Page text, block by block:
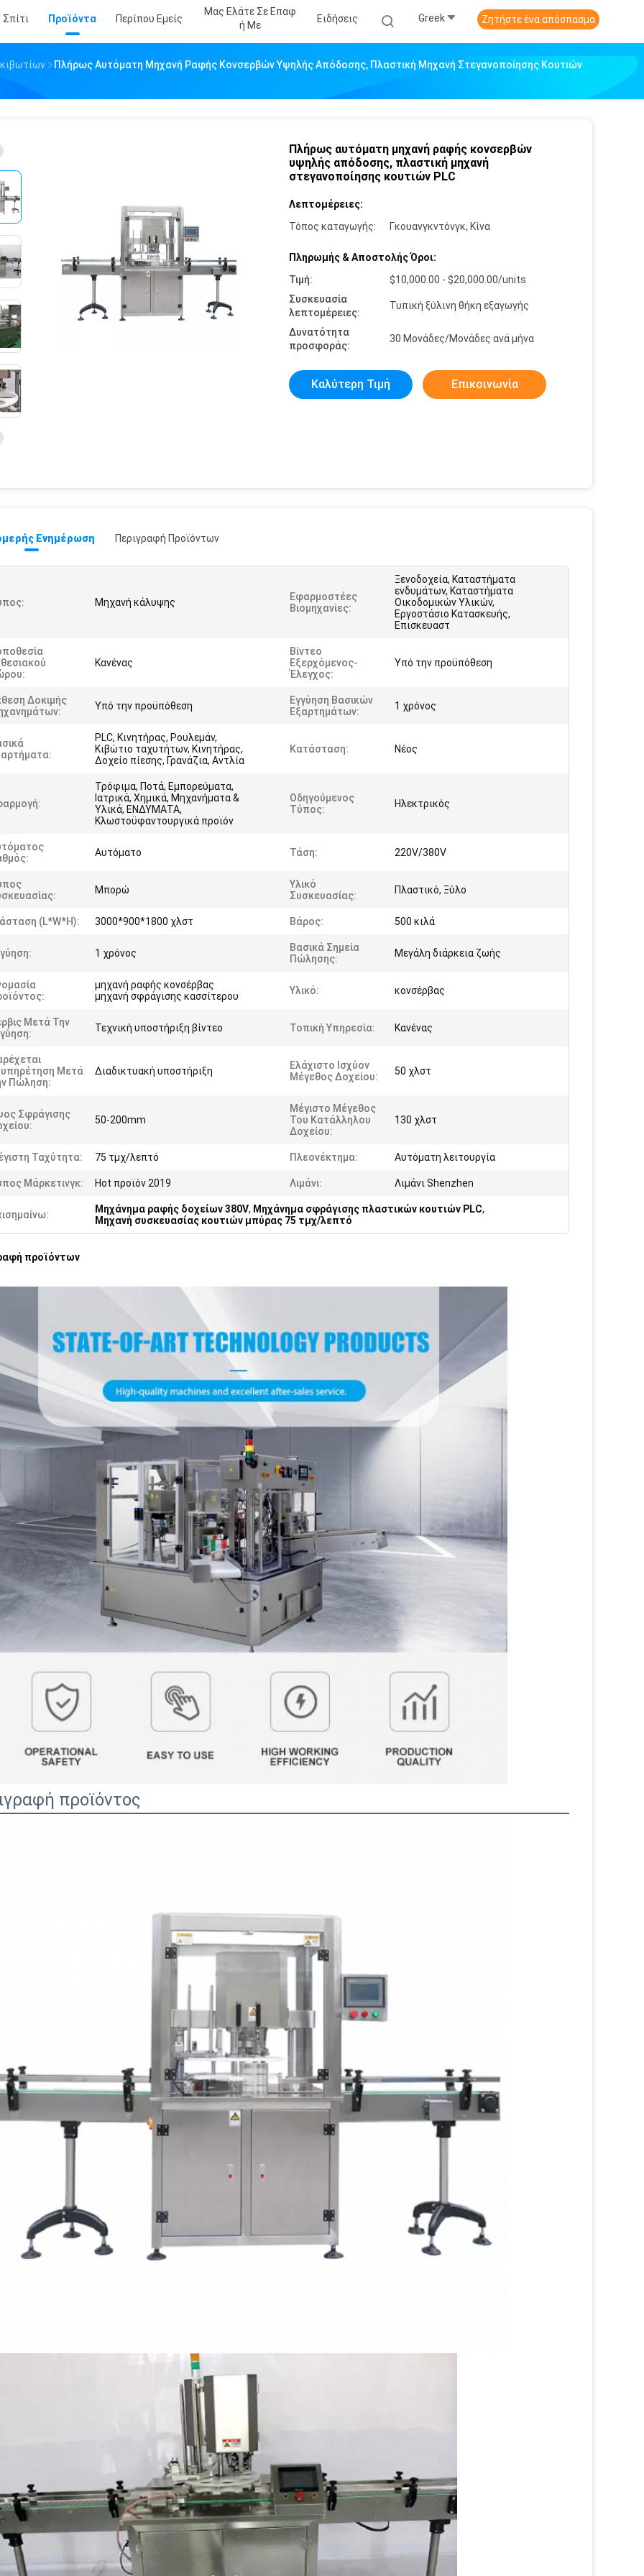
Σπίτι Προϊόντα Περίπου Εμείς
Μας Ελάτε Σε Επαφ
Ή Με
Ειδήσεις Greek Ζητήστε ένα απόσπασμα
Πλήρως Αυτόματη Μηχανή Ραφής Κονσερβών Υψηλής Απόδοσης, Πλαστική Μηχανή Στεγανοποίησης Κουτιών
Πλήρως αυτόματη μηχανή ραφής κονσερβών
υψηλής απόδοσης, πλαστική μηχανή
στεγανοποίησης κουτιών PLC
Λεπτομέρειες:
Τόπος καταγωγής:
Γκουανγκντόνγκ, Κίνα
Πληρωμής & Αποστολής Όροι:
Τιμή:
$10,000.00 - $20,000.00/units
Συσκευασία
λεπτομέρειες:
Τυπική ξύλινη θήκη εξαγωγής
Δυνατότητα
προσφοράς:
30 Μονάδες/Μονάδες ανά μήνα
Καλύτερη Τιμή Επικοινωνία
Ενημέρωση Περιγραφή Προϊόντων
Μηχανή κάλυψης
Εφαρμοστέες
Βιομηχανίες:
Ξενοδοχεία, Καταστήματα
ενδυμάτων, Καταστήματα
Οικοδομικών Υλικών,
Εργοστάσιο Κατασκευής,
Επισκευαστ
Κανένας
Βίντεο
Εξερχόμενος-
Έλεγχος:
Υπό την προϋπόθεση
Δοκιμής
Υπό την προϋπόθεση
Εγγύηση Βασικών
Εξαρτημάτων:
1 χρόνος
PLC, Κινητήρας, Ρουλεμάν,
Κιβώτιο ταχυτήτων, Κινητήρας,
Δοχείο πίεσης, Γρανάζια, Αντλία
Κατάσταση: Νέος
Τρόφιμα, Ποτά, Εμπορεύματα,
Ιατρικά, Χημικά, Μηχανήματα &
Υλικά, ΕΝΔΥΜΑΤΑ,
Κλωστοϋφαντουργικά προϊόν
Οδηγούμενος
Τύπος:
Ηλεκτρικός
Αυτόματο Τάση: 220V/380V
Μπορώ
Υλικό
Συσκευασίας:
Πλαστικό, Ξύλο
(l*w*h): 3000*900*1800 χλστ Βάρος: 500 κιλά
1 χρόνος
Βασικά Σημεία
Πώλησης:
Μεγάλη διάρκεια ζωής
μηχανή ραφής κονσέρβας
μηχανή σφράγισης κασσίτερου
Υλικό: κονσέρβας
Μετά Την
Τεχνική υποστήριξη βίντεο Τοπική Υπηρεσία: Κανένας
Μετά
Πώληση:
Διαδικτυακή υποστήριξη
Ελάχιστο Ισχύον
Μέγεθος Δοχείου:
50 χλστ
Σφράγισης
50-200mm
Μέγιστο Μέγεθος
Του Κατάλληλου
Δοχείου:
130 χλστ
Ταχύτητα: 75 τμχ/λεπτό Πλεονέκτημα: Αυτόματη λειτουργία
Μάρκετινγκ: Hot προϊόν 2019 Λιμάνι: Λιμάνι Shenzhen
Μηχάνημα ραφής δοχείων 380V, Μηχάνημα σφράγισης πλαστικών κουτιών PLC,
Μηχανή συσκευασίας κουτιών μπύρας 75 τμχ/λεπτό
προϊόντων
προϊόντος